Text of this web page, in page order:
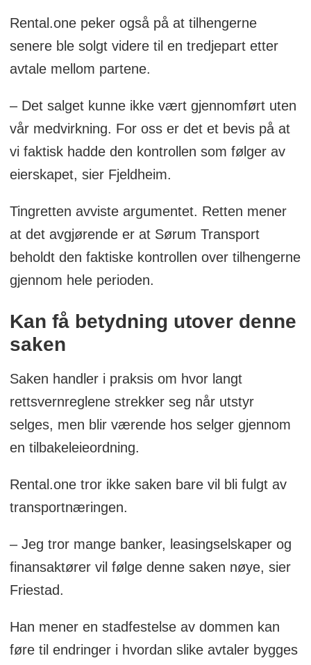
Rental.one peker også på at tilhengerne
senere ble solgt videre til en tredjepart etter
avtale mellom partene.
– Det salget kunne ikke vært gjennomført uten
vår medvirkning. For oss er det et bevis på at
vi faktisk hadde den kontrollen som følger av
eierskapet, sier Fjeldheim.
Tingretten avviste argumentet. Retten mener
at det avgjørende er at Sørum Transport
beholdt den faktiske kontrollen over tilhengerne
gjennom hele perioden.
Kan få betydning utover denne
saken
Saken handler i praksis om hvor langt
rettsvernreglene strekker seg når utstyr
selges, men blir værende hos selger gjennom
en tilbakeleieordning.
Rental.one tror ikke saken bare vil bli fulgt av
transportnæringen.
– Jeg tror mange banker, leasingselskaper og
finansaktører vil følge denne saken nøye, sier
Friestad.
Han mener en stadfestelse av dommen kan
føre til endringer i hvordan slike avtaler bygges